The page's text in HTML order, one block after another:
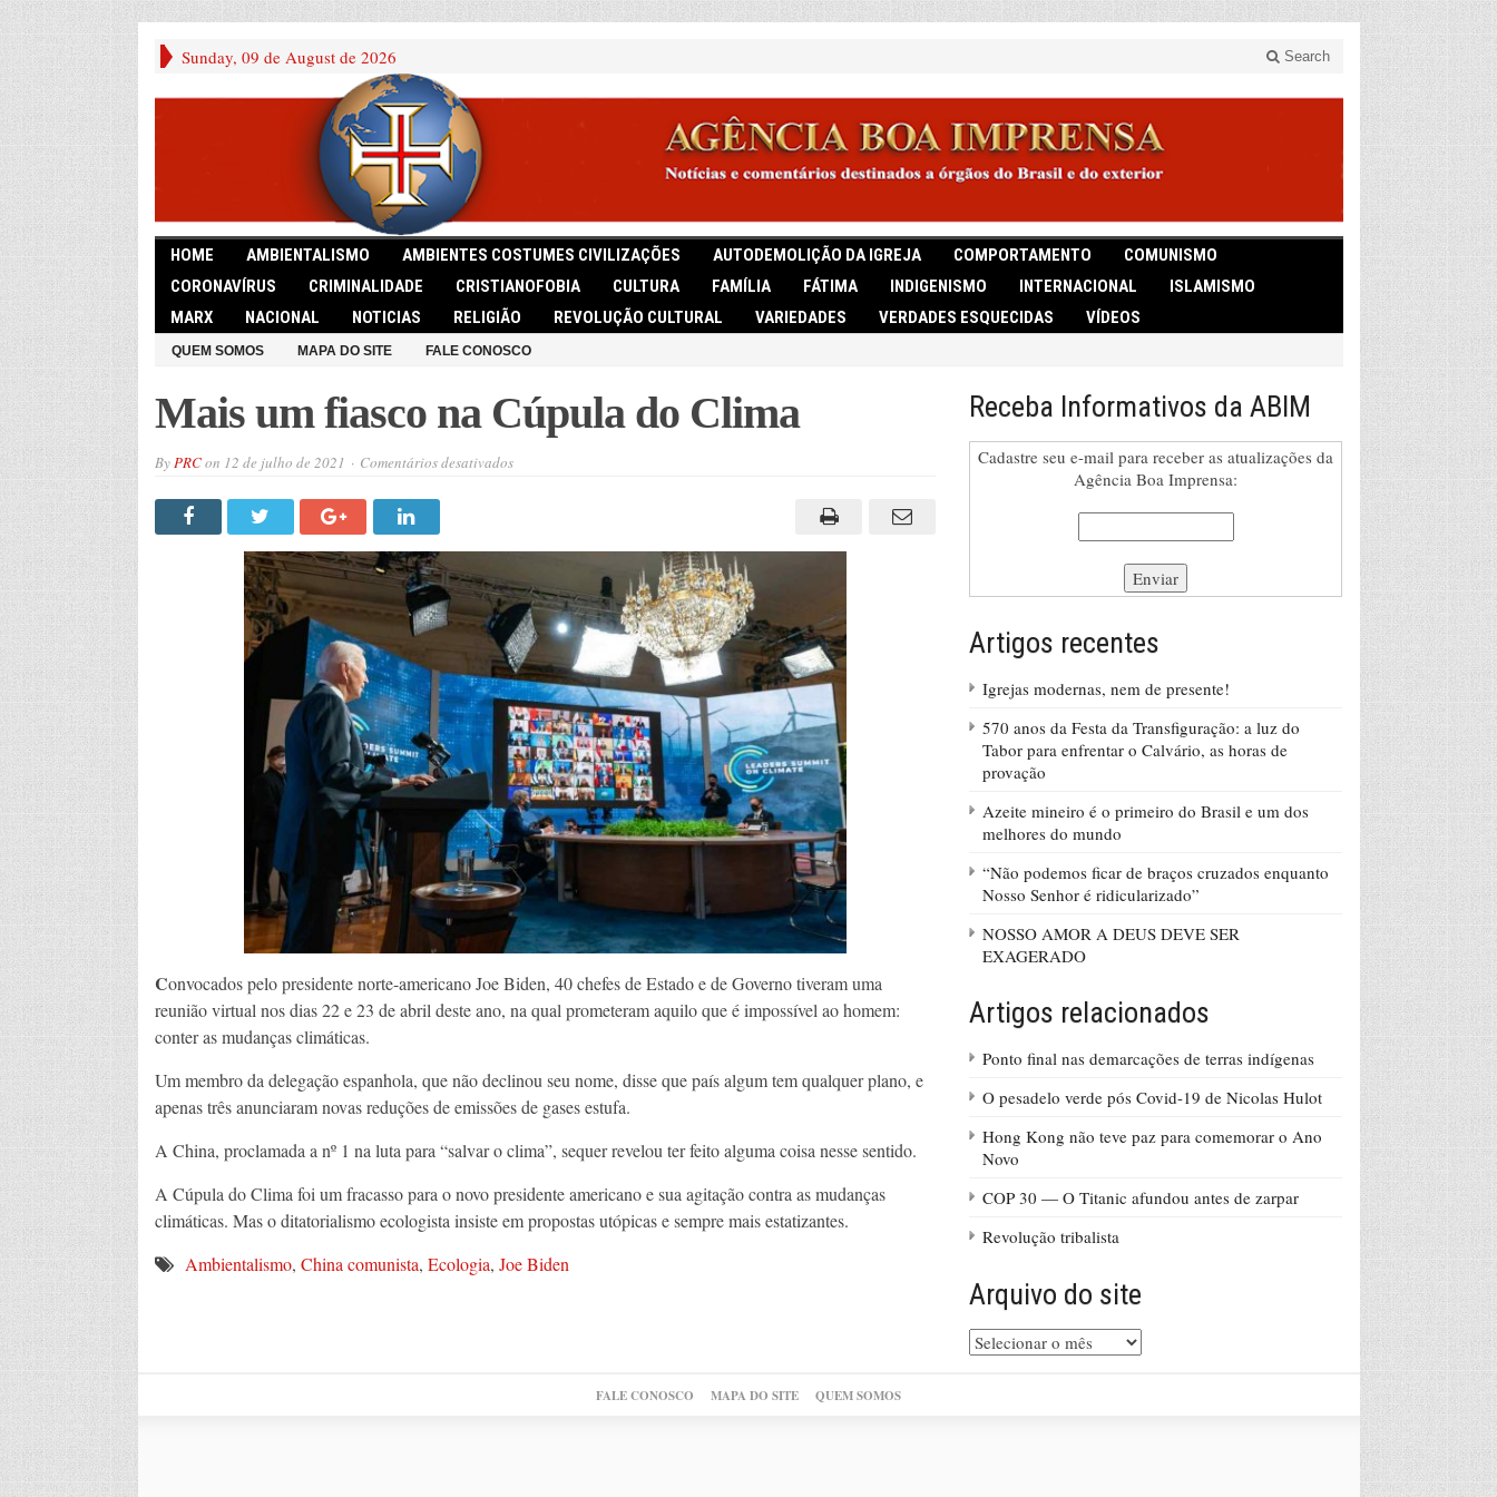
Sunday, 09 de August de 2026 Search
HOME AMBIENTALISMO AMBIENTES COSTUMES CIVILIZAÇÕES AUTODEMOLIÇÃO DA IGREJA COMPORTAMENTO
COMUNISMO
CORONAVÍRUS
CRIMINALIDADE CRISTIANOFOBIA CULTURA FAMÍLIA FÁTIMA INDIGENISMO INTERNACIONAL
ISLAMISMO
MARX
NACIONAL NOTICIAS RELIGIÃO REVOLUÇÃO CULTURAL VARIEDADES VERDADES ESQUECIDAS VÍDEOS
QUEM SOMOS MAPA DO SITE FALE CONOSCO
Mais um fiasco na Cúpula do Clima
ByPRCon 12 de julho de 2021 Comentários desativadosem
do
Convocados pelo presidente norte-americano Joe Biden, 40 chefes de Estado e de Governo tiveram uma
reunião virtual nos dias 22 e 23 de abril deste ano, na qual prometeram aquilo que é impossível ao homem:
conter as mudanças climáticas.
Um membro da delegação espanhola, que não declinou seu nome, disse que país algum tem qualquer plano, e
apenas três anunciaram novas reduções de emissões de gases estufa.
A China, proclamada a nº 1 na luta para “salvar o clima”, sequer revelou ter feito alguma coisa nesse sentido.
A Cúpula do Clima foi um fracasso para o novo presidente americano e sua agitação contra as mudanças
climáticas. Mas o ditatorialismo ecologista insiste em propostas utópicas e sempre mais estatizantes.
Ambientalismo, China comunista, Ecologia, Joe Biden
Receba Informativos da ABIM
Cadastre seu e-mail para receber as atualizações da
Agência Boa Imprensa:
Artigos recentes
Igrejas modernas, nem de presente!
570 anos da Festa da Transfiguração: a luz do
Tabor para enfrentar o Calvário, as horas de
provação
Azeite mineiro é o primeiro do Brasil e um dos
melhores do mundo
“Não podemos ficar de braços cruzados enquanto
Nosso Senhor é ridicularizado”
NOSSO AMOR A DEUS DEVE SER
EXAGERADO
Artigos relacionados
Ponto final nas demarcações de terras indígenas
O pesadelo verde pós Covid-19 de Nicolas Hulot
Hong Kong não teve paz para comemorar o Ano
Novo
COP 30 — O Titanic afundou antes de zarpar
Revolução tribalista
Arquivo do site
Arquivo
do
FALE CONOSCO MAPA DO SITE QUEM SOMOS